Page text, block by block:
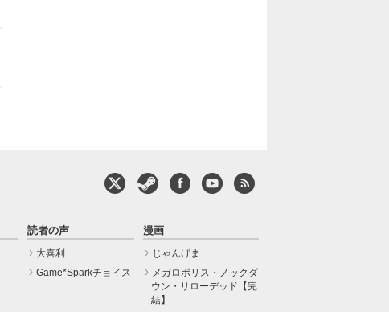
読者の声
大喜利
Game*Sparkチョイス
漫画
じゃんげま
メガロポリス・ノックダ
ウン・リローデッド【完
結】